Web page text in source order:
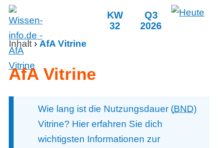
KW
32
Q3
2026
Inhalt› AfA Vitrine
AfA Vitrine
Wie lang ist die Nutzungsdauer (BND)
Vitrine? Hier erfahren Sie dich
wichtigsten Informationen zur